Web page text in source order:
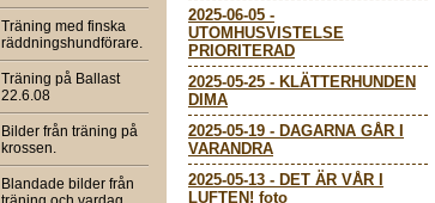
Träning med finska
räddningshundförare.
Träning på Ballast
22.6.08
Bilder från träning på
krossen.
Blandade bilder från
2025-06-05 -
UTOMHUSVISTELSE
PRIORITERAD
2025-05-25 - KLÄTTERHUNDEN
DIMA
2025-05-19 - DAGARNA GÅR I
VARANDRA
2025-05-13 - DET ÄR VÅR I
LUFTEN! foto